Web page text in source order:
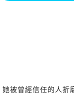
她被曾經信任的人